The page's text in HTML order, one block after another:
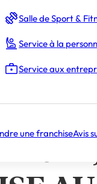
Salle de Sport &
Service à la
Service aux
une franchiseAvis